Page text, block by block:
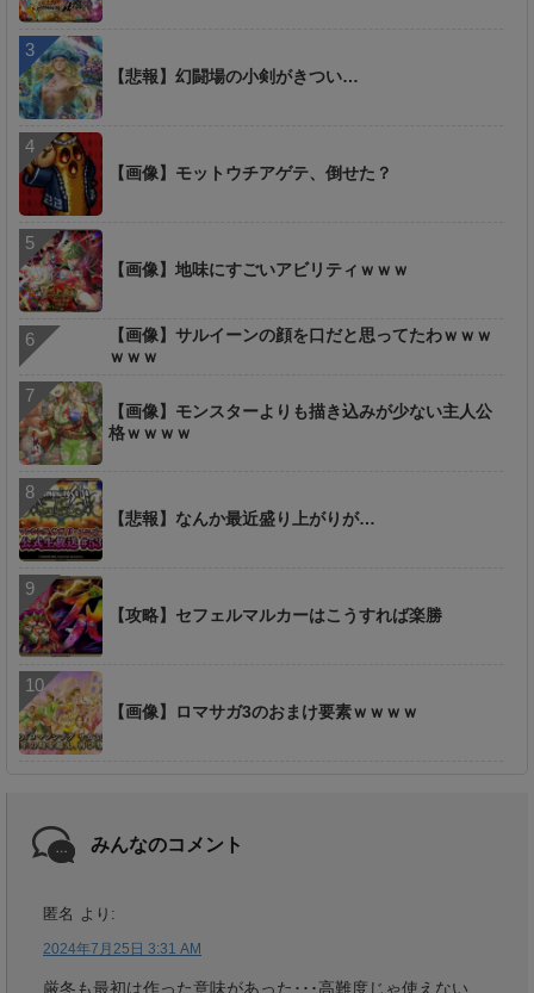
【悲報】幻闘場の小剣がきつい…
【画像】モットウチアゲテ、倒せた？
【画像】地味にすごいアビリティｗｗｗ
【画像】サルイーンの顔を口だと思ってたわｗｗｗ
ｗｗｗ
【画像】モンスターよりも描き込みが少ない主人公
格ｗｗｗｗ
【悲報】なんか最近盛り上がりが…
【攻略】セフェルマルカーはこうすれば楽勝
【画像】ロマサガ3のおまけ要素ｗｗｗｗ
みんなのコメント
匿名 より:
2024年7月25日 3:31 AM
厳冬も最初は作った意味があった･･･高難度じゃ使えない